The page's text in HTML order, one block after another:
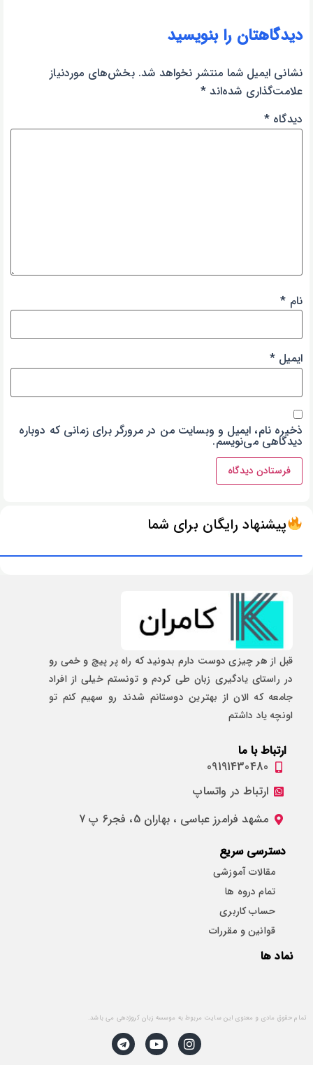
دیدگاهتان را بنویسید
نشانی ایمیل شما منتشر نخواهد شد. بخش‌های موردنیاز
علامت‌گذاری شده‌اند *
دیدگاه*
نام *
ایمیل *
ذخیره نام، ایمیل و وبسایت من در مرورگر برای زمانی که دوباره
دیدگاهی می‌نویسم.
پیشنهاد رایگان برای شما
قبل از هر چیزی دوست دارم بدونید که راه پر پیچ و خمی رو
در راستای یادگیری زبان طی کردم و تونستم خیلی از افراد
جامعه که الان از بهترین دوستانم شدند رو سهیم کنم تو
اونچه یاد داشتم
ارتباط با ما
09191430480
ارتباط در واتساپ
مشهد فرامرز عباسی ، بهاران 5، فجر6 پ 7
دسترسی سریع
مقالات آموزشی
تمام دروه ها
حساب کاربری
قوانین و مقررات
نماد ها
تمام حقوق مادی و معنوی این سایت مربوط به موسسه زبان کروژدهی می باشد.